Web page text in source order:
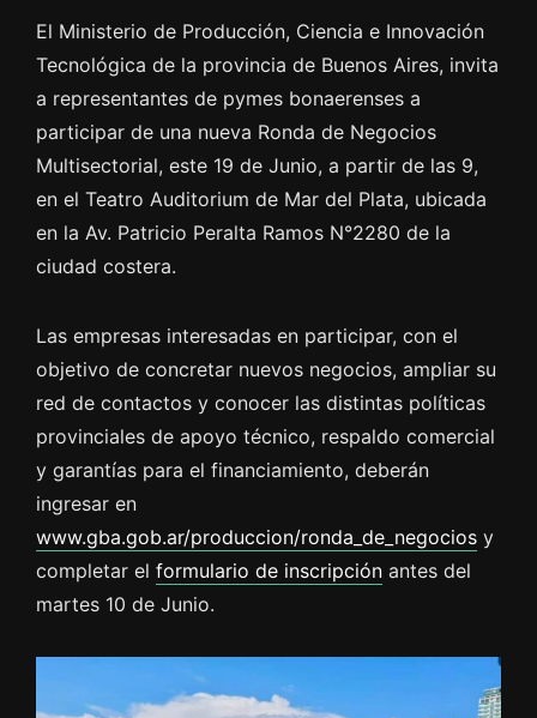
El Ministerio de Producción, Ciencia e Innovación
Tecnológica de la provincia de Buenos Aires, invita
a representantes de pymes bonaerenses a
participar de una nueva Ronda de Negocios
Multisectorial, este 19 de Junio, a partir de las 9,
en el Teatro Auditorium de Mar del Plata, ubicada
en la Av. Patricio Peralta Ramos N°2280 de la
ciudad costera.
Las empresas interesadas en participar, con el
objetivo de concretar nuevos negocios, ampliar su
red de contactos y conocer las distintas políticas
provinciales de apoyo técnico, respaldo comercial
y garantías para el financiamiento, deberán
ingresar en
www.gba.gob.ar/produccion/ronda_de_negocios y
completar el formulario de inscripción antes del
martes 10 de Junio.